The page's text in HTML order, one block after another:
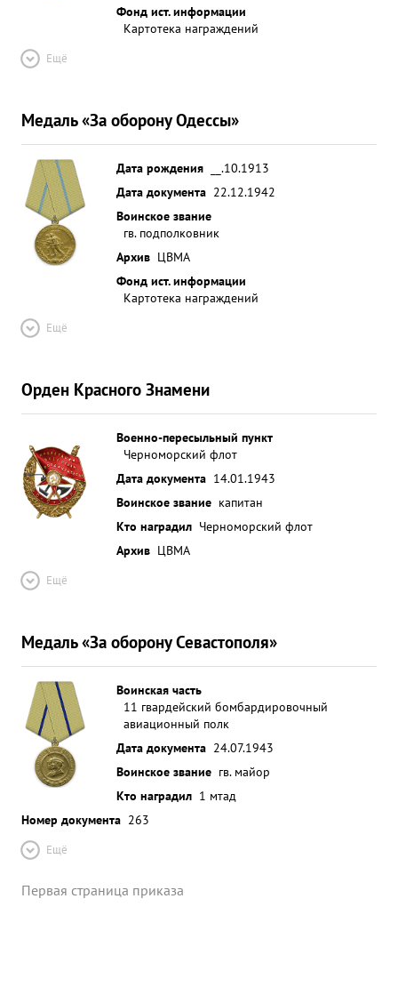
Фонд ист. информации
Картотека награждений
Ещё
Медаль «За оборону Одессы»
Дата рождения
__.10.1913
Дата документа 22.12.1942
Воинское звание
гв. подполковник
Архив ЦВМА
Фонд ист. информации
Картотека награждений
Ещё
Орден Красного Знамени
Военно-пересыльный пункт
Черноморский флот
Дата документа 14.01.1943
Воинское звание капитан
Кто наградил Черноморский флот
Архив ЦВМА
Ещё
Медаль «За оборону Севастополя»
Воинская часть
11 гвардейский бомбардировочный
авиационный полк
Дата документа 24.07.1943
Воинское звание гв. майор
Кто наградил 1 мтад
Номер документа 263
Ещё
Первая страница приказа